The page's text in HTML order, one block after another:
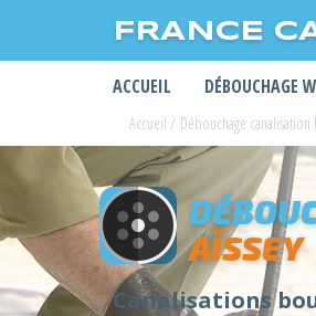
FRANCE
ACCUEIL DÉBOUCHAGE
Accueil / Débouchage canalisation
AÏSSEY
Canalisations